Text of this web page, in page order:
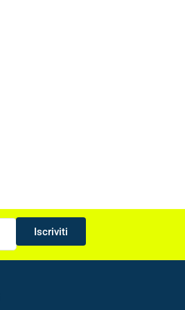
Iscriviti